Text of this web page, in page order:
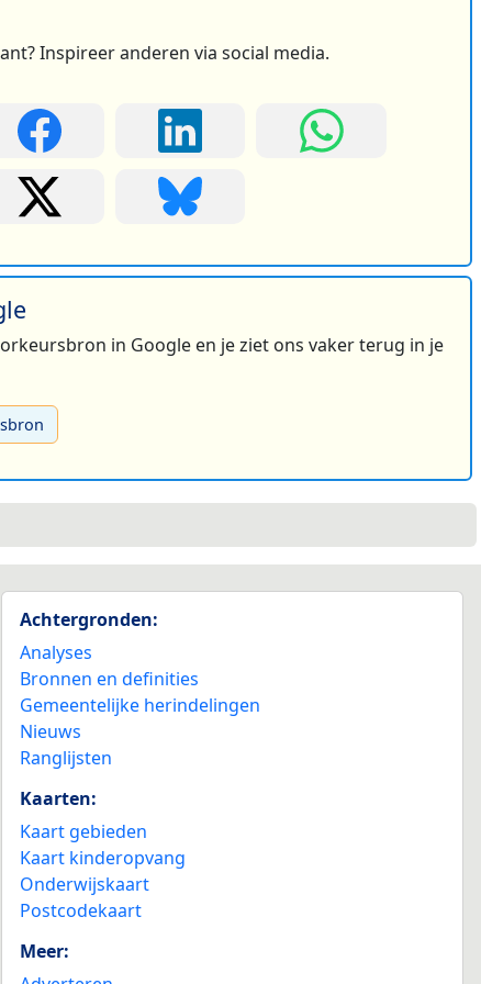
Inspireer anderen via social media.
in Google en je ziet ons vaker terug in je
Achtergronden:
Analyses
Bronnen en definities
Gemeentelijke herindelingen
Nieuws
Ranglijsten
Kaarten:
Kaart gebieden
Kaart kinderopvang
Onderwijskaart
Postcodekaart
Meer: